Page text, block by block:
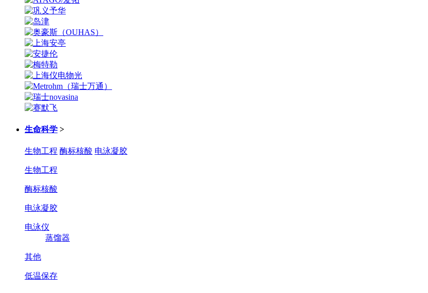
生命科学 >
生物工程 酶标核酸 电泳凝胶
生物工程
酶标核酸
电泳凝胶
电泳仪
蒸馏器
其他
低温保存